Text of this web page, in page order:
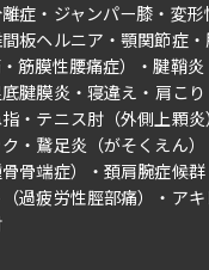
症 ジャンパー膝
変形
板ヘルニア 顎関節症
筋膜性腰痛症）
腱鞘炎
腱膜炎 寝違え 肩こり
テニス肘（外側上顆炎
鵞足炎（がそくえん）
骨端症）
頚肩腕症候群
過疲労性脛部痛）
ア